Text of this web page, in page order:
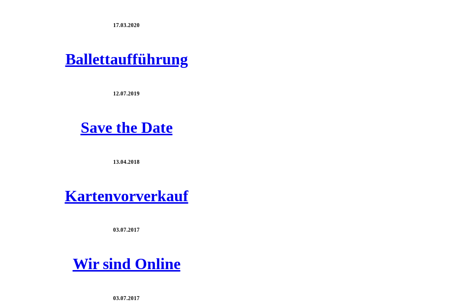
17.03.2020
Ballettaufführung
12.07.2019
Save the Date
13.04.2018
Kartenvorverkauf
03.07.2017
Wir sind Online
03.07.2017